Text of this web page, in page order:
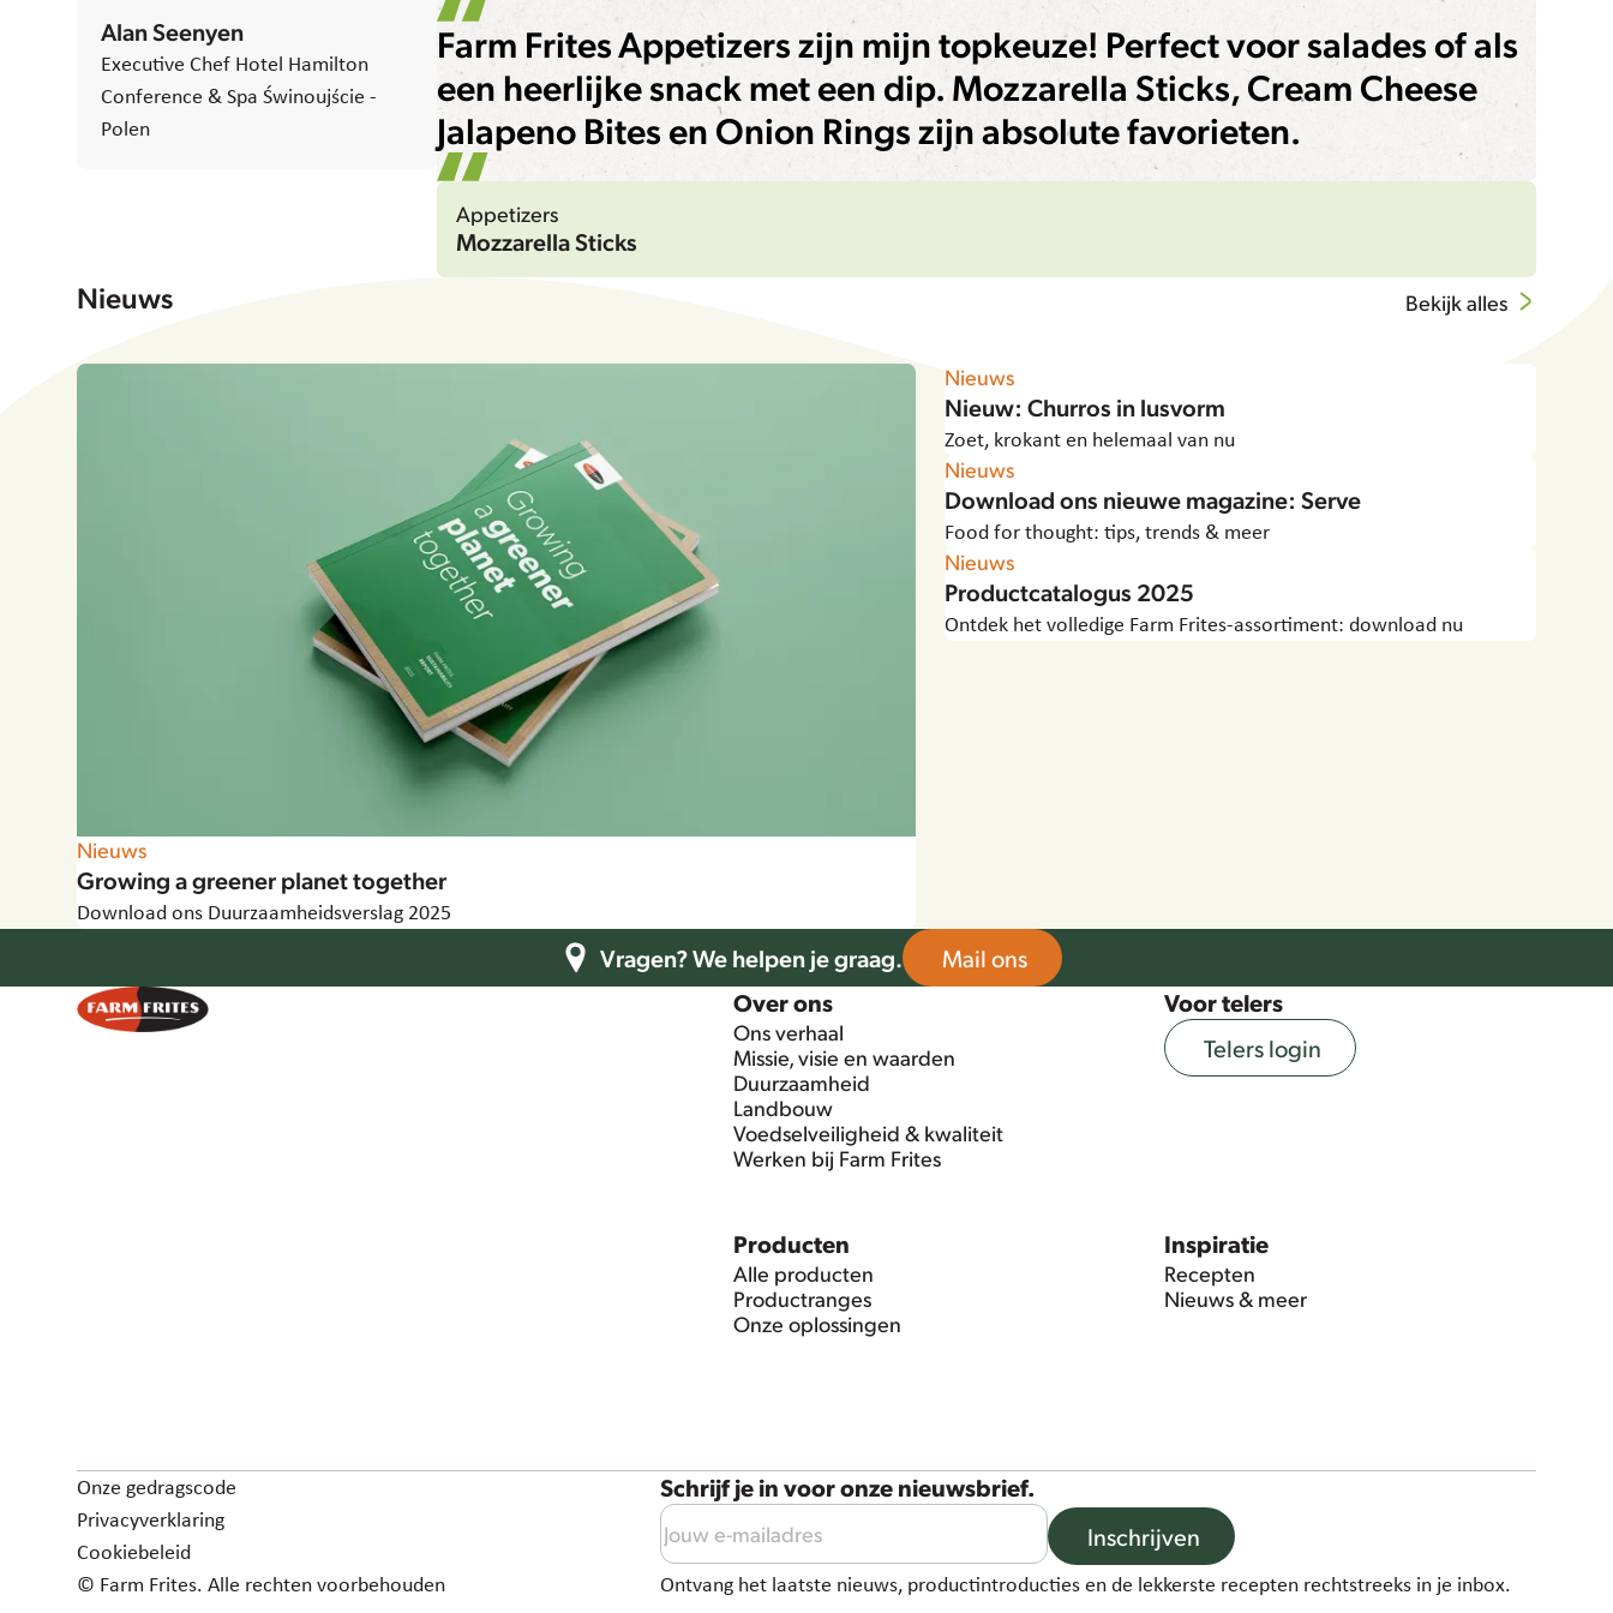
Alan Seenyen
Executive Chef Hotel Hamilton
Conference & Spa Świnoujście -
Polen
Farm Frites Appetizers zijn mijn topkeuze! Perfect voor salades of als
een heerlijke snack met een dip. Mozzarella Sticks, Cream Cheese
Jalapeno Bites en Onion Rings zijn absolute favorieten.
Appetizers
Mozzarella Sticks
Nieuws Bekijk alles
Nieuws
Growing a greener planet together
Download ons Duurzaamheidsverslag 2025
Nieuws
Nieuw: Churros in lusvorm
Zoet, krokant en helemaal van nu
Nieuws
Download ons nieuwe magazine: Serve
Food for thought: tips, trends & meer
Nieuws
Productcatalogus 2025
Ontdek het volledige Farm Frites-assortiment: download nu
Vragen? We helpen je graag.
Mail ons
Over ons
Ons verhaal
Missie, visie en waarden
Duurzaamheid
Landbouw
Voedselveiligheid & kwaliteit
Werken bij Farm Frites
Voor telers
Telers login
Producten
Alle producten
Productranges
Onze oplossingen
Inspiratie
Recepten
Nieuws & meer
Schrijf je in voor onze nieuwsbrief.
Inschrijven
Ontvang het laatste nieuws, productintroducties en de lekkerste recepten rechtstreeks in je inbox.
Onze gedragscode
Privacyverklaring
Cookiebeleid
© Farm Frites. Alle rechten voorbehouden